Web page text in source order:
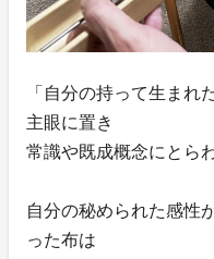
「自分の持って生まれ
主眼に置き
常識や既成概念にとら
自分の秘められた感性
った布は